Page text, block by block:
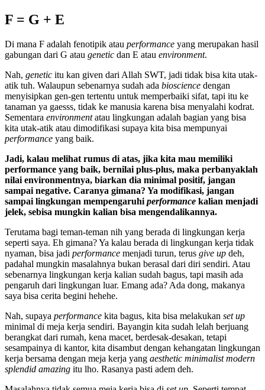
F = G + E
Di mana F adalah fenotipik atau performance yang merupakan hasil
gabungan dari G atau genetic dan E atau environment.
Nah, genetic itu kan given dari Allah SWT, jadi tidak bisa kita utak-
atik tuh. Walaupun sebenarnya sudah ada bioscience dengan
menyisipkan gen-gen tertentu untuk memperbaiki sifat, tapi itu ke
tanaman ya gaesss, tidak ke manusia karena bisa menyalahi kodrat.
Sementara environmentatau lingkungan adalah bagian yang bisa
kita utak-atik atau dimodifikasi supaya kita bisa mempunyai
performance yang baik.
Jadi, kalau melihat rumus di atas, jika kita mau memiliki
performance yang baik, bernilai plus-plus, maka perbanyaklah
nilai environmentnya, biarkan dia minimal positif, jangan
sampai negative. Caranya gimana? Ya modifikasi, jangan
sampai lingkungan mempengaruhiperformance kalian menjadi
jelek, sebisa mungkin kalian bisa mengendalikannya.
Terutama bagi teman-teman nih yang berada di lingkungan kerja
seperti saya. Eh gimana? Ya kalau berada di lingkungan kerja tidak
nyaman, bisa jadi performance menjadi turun, terus give up deh,
padahal mungkin masalahnya bukan berasal dari diri sendiri. Atau
sebenarnya lingkungan kerja kalian sudah bagus, tapi masih ada
pengaruh dari lingkungan luar. Emang ada? Ada dong, makanya
saya bisa cerita begini hehehe.
Nah, supaya performance kita bagus, kita bisa melakukan set up
minimal di meja kerja sendiri. Bayangin kita sudah lelah berjuang
berangkat dari rumah, kena macet, berdesak-desakan, tetapi
sesampainya di kantor, kita disambut dengan kehangatan lingkungan
kerja bersama dengan meja kerja yang aesthetic minimalist modern
splendid amazing itu lho. Rasanya pasti adem deh.